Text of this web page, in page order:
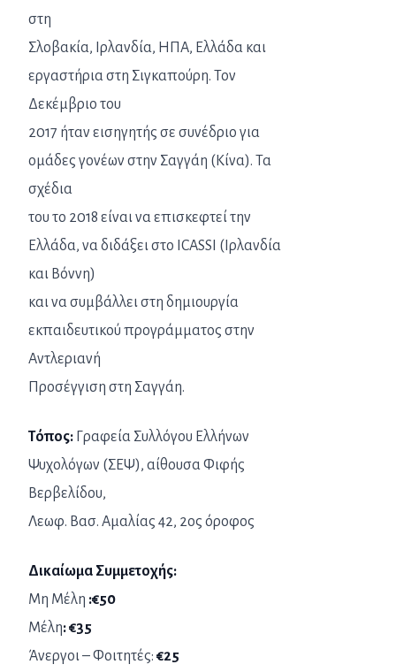
στη
Σλοβακία, Ιρλανδία, ΗΠΑ, Ελλάδα και
εργαστήρια στη Σιγκαπούρη. Τον
Δεκέμβριο του
2017 ήταν εισηγητής σε συνέδριο για
ομάδες γονέων στην Σαγγάη (Κίνα). Τα
σχέδια
του το 2018 είναι να επισκεφτεί την
Ελλάδα, να διδάξει στο ICASSI (Ιρλανδία
και Βόννη)
και να συμβάλλει στη δημιουργία
εκπαιδευτικού προγράμματος στην
Αντλεριανή
Προσέγγιση στη Σαγγάη.
Τόπος: Γραφεία Συλλόγου Ελλήνων
Ψυχολόγων (ΣΕΨ), αίθουσα Φιφής
Βερβελίδου,
Λεωφ. Βασ. Αμαλίας 42, 2ος όροφος
Δικαίωμα Συμμετοχής:
Μη Μέλη :€50
Μέλη: €35
Άνεργοι – Φοιτητές: €25